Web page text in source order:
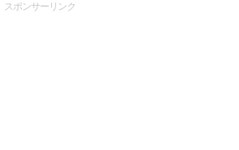
スポンサーリンク